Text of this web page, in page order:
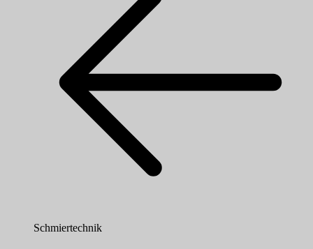
Schmiertechnik